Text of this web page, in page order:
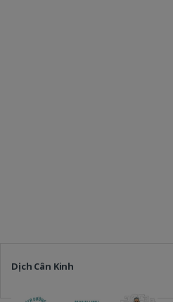
Dịch Cân Kinh